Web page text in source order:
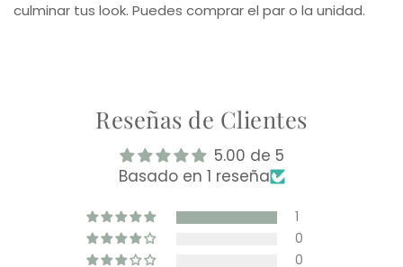
culminar tus look. Puedes comprar el par o la unidad.
Reseñas de Clientes
5.00 de 5
Basado en 1 reseña
1
0
0